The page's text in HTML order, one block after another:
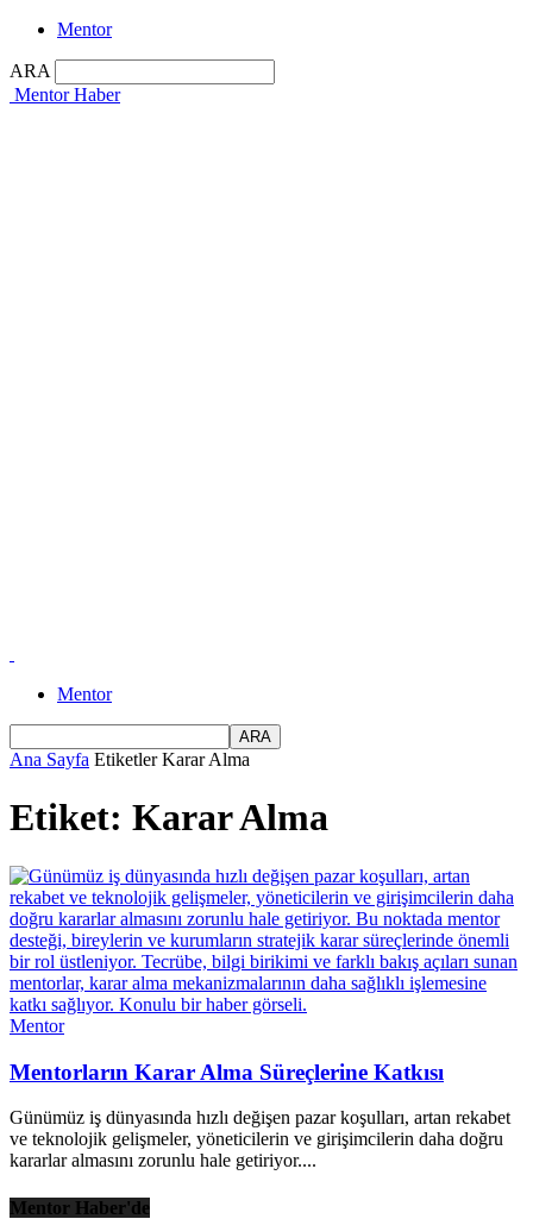
Mentor
ARA
Mentor Haber
Mentor
Ana Sayfa Etiketler Karar Alma
Etiket: Karar Alma
Mentor
Mentorların Karar Alma Süreçlerine Katkısı
Günümüz iş dünyasında hızlı değişen pazar koşulları, artan rekabet
ve teknolojik gelişmeler, yöneticilerin ve girişimcilerin daha doğru
kararlar almasını zorunlu hale getiriyor....
Mentor Haber'de